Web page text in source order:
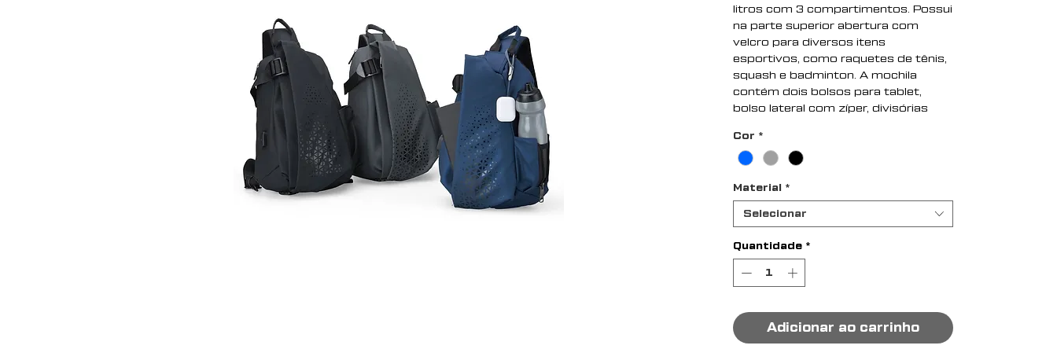
litros com 3 compartimentos. Possui
na parte superior abertura com
velcro para diversos itens
esportivos, como raquetes de tênis,
squash e badminton. A mochila
contém dois bolsos para tablet,
bolso lateral com zíper, divisórias
ajustável, área costal com
revestimento espumado e suporte
Altura : 38 cm
Largura : 24 cm
Profundidade : 18 cm
Medidas aproximadas para
gravação (CxL): 5 cm x 8,5 cm
Peso aproximado (g): 550
Cor *
Material *
Selecionar
Quantidade *
Adicionar ao carrinho